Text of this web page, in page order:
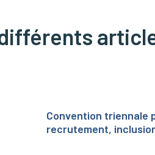
Convention triennale
recrutement,